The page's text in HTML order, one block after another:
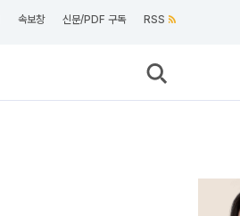
속보창 신문/PDF 구독 RSS